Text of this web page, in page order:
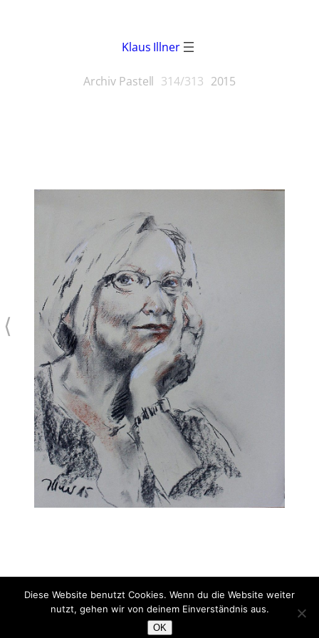
Klaus Illner
Archiv Pastell 314/313 2015
Bärbel, meine Frau
Kohle/Kreide/Rötel
⟨
Diese Website benutzt Cookies. Wenn du die Website weiter
nutzt, gehen wir von deinem Einverständnis aus.
OK